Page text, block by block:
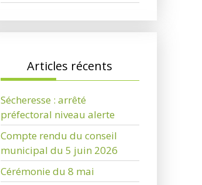
Articles récents
Sécheresse : arrêté
préfectoral niveau alerte
Compte rendu du conseil
municipal du 5 juin 2026
Cérémonie du 8 mai